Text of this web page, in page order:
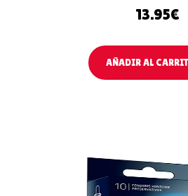
13.95€
AÑADIR AL